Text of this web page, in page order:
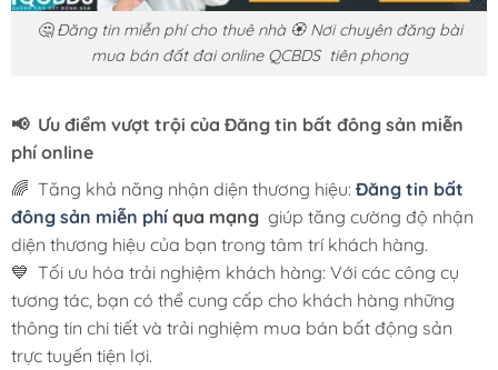
🤔 Đăng tin miễn phí cho thuê nhà 🏵️ Nơi chuyên đăng bài
mua bán đất đai online QCBDS tiên phong
📢 Ưu điểm vượt trội của Đăng tin bất đông sản miễn
phí online
🌈 Tăng khả năng nhận diện thương hiệu: Đăng tin bất
đông sản miễn phí qua mạng giúp tăng cường độ nhận
diện thương hiệu của bạn trong tâm trí khách hàng.
💙 Tối ưu hóa trải nghiệm khách hàng: Với các công cụ
tương tác, bạn có thể cung cấp cho khách hàng những
thông tin chi tiết và trải nghiệm mua bán bất động sản
trực tuyến tiện lợi.